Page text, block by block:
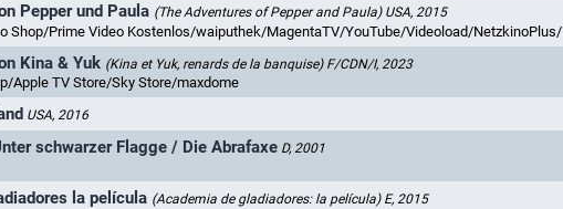
Pepper und Paula (The Adventures of Pepper and Paula) USA, 2015
Prime Video Kostenlos/waiputhek/MagentaTV/YouTube/Videoload/NetzkinoPlus/Rakuten TV
Kina & Yuk (Kina et Yuk, renards de la banquise) F/CDN/I, 2023
Apple TV Store/Sky Store/maxdome
USA, 2016
schwarzer Flagge / Die Abrafaxe D, 2001
la película (Academia de gladiadores: la película) E, 2015